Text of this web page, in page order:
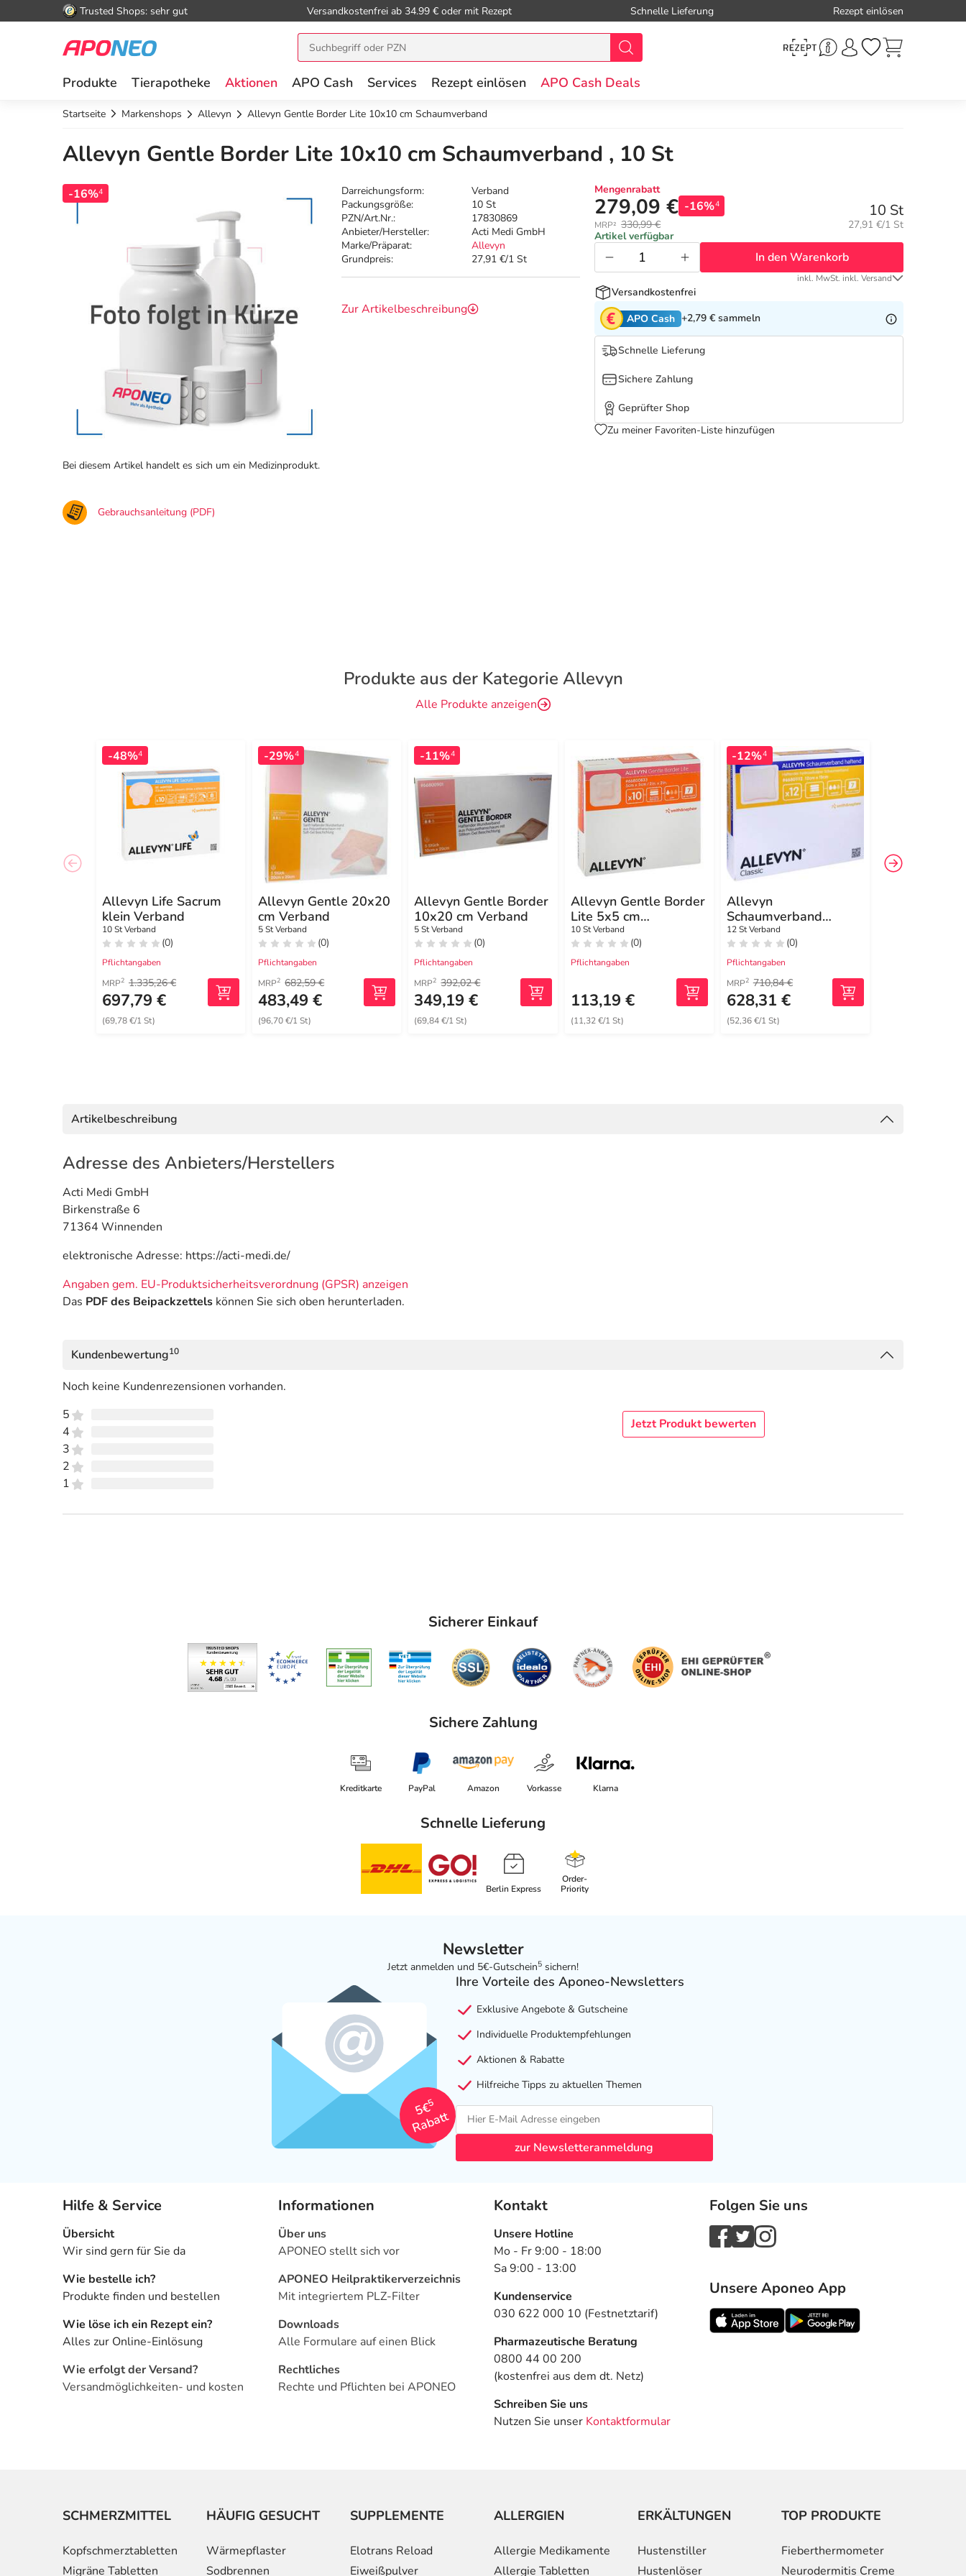
Trusted Shops: sehr gut Versandkostenfrei ab 34.99 € oder mit Rezept Schnelle Lieferung Rezept einlösen
Produkte Tierapotheke Aktionen APO Cash Services Rezept einlösen APO Cash Deals
Startseite Markenshops Allevyn Allevyn Gentle Border Lite 10x10 cm Schaumverband
Allevyn Gentle Border Lite 10x10 cm Schaumverband , 10 St
-16%4 Darreichungsform:
Verband
Packungsgröße:
10 St
PZN/Art.Nr.:
17830869
Anbieter/Hersteller:
Acti Medi GmbH
Marke/Präparat:
Allevyn
Grundpreis:
27,91 €/1 St
Zur Artikelbeschreibung
Mengenrabatt
279,09 € -16%4
MRP² 330,99 €
10 St
Grundpreis:
27,91 €/1 St
Artikel verfügbar
In den Warenkorb
inkl. MwSt. inkl. Versand
Versandkostenfrei
APO Cash +2,79 € sammeln
Schnelle Lieferung
Sichere Zahlung
Geprüfter Shop
Zu meiner Favoriten-Liste hinzufügen
Bei diesem Artikel handelt es sich um ein Medizinprodukt.
Gebrauchsanleitung (PDF)
Produkte aus der Kategorie Allevyn
Alle Produkte anzeigen
-48%4
Allevyn Life Sacrum
klein Verband
10 St Verband
(0)
Pflichtangaben
MRP2 1.335,26 €
697,79 €
(69,78 €/1 St)
-29%4
Allevyn Gentle 20x20
cm Verband
5 St Verband
(0)
Pflichtangaben
MRP2 682,59 €
483,49 €
(96,70 €/1 St)
-11%4
Allevyn Gentle Border
10x20 cm Verband
5 St Verband
(0)
Pflichtangaben
MRP2 392,02 €
349,19 €
(69,84 €/1 St)
Allevyn Gentle Border
Lite 5x5 cm
Schaumverband
10 St Verband
(0)
Pflichtangaben
113,19 €
(11,32 €/1 St)
-12%4
Allevyn
Schaumverband
12x13 cm haftend
12 St Verband
(0)
Pflichtangaben
MRP2 710,84 €
628,31 €
(52,36 €/1 St)
Artikelbeschreibung
Adresse des Anbieters/Herstellers
Acti Medi GmbH
Birkenstraße 6
71364 Winnenden
elektronische Adresse: https://acti-medi.de/
Angaben gem. EU-Produktsicherheitsverordnung (GPSR) anzeigen
Das PDF des Beipackzettels können Sie sich oben herunterladen.
Kundenbewertung10
Noch keine Kundenrezensionen vorhanden.
5
4
3
2
1
Jetzt Produkt bewerten
Sicherer Einkauf
Sichere Zahlung
Kreditkarte PayPal Amazon Vorkasse Klarna
Schnelle Lieferung
Berlin Express
Order-
Priority
Newsletter
Jetzt anmelden und 5€-Gutschein5 sichern!
5€
5
Rabatt
Ihre Vorteile des Aponeo-Newsletters
Exklusive Angebote & Gutscheine
Individuelle Produktempfehlungen
Aktionen & Rabatte
Hilfreiche Tipps zu aktuellen Themen
zur Newsletteranmeldung
Hilfe & Service
Übersicht
Wir sind gern für Sie da
Wie bestelle ich?
Produkte finden und bestellen
Wie löse ich ein Rezept ein?
Alles zur Online-Einlösung
Wie erfolgt der Versand?
Versandmöglichkeiten- und kosten
Informationen
Über uns
APONEO stellt sich vor
APONEO Heilpraktikerverzeichnis
Mit integriertem PLZ-Filter
Downloads
Alle Formulare auf einen Blick
Rechtliches
Rechte und Pflichten bei APONEO
Kontakt
Unsere Hotline
Mo - Fr 9:00 - 18:00
Sa 9:00 - 13:00
Kundenservice
030 622 000 10 (Festnetztarif)
Pharmazeutische Beratung
0800 44 00 200
(kostenfrei aus dem dt. Netz)
Schreiben Sie uns
Nutzen Sie unser Kontaktformular
Folgen Sie uns
Unsere Aponeo App
SCHMERZMITTEL
Kopfschmerztabletten
Migräne Tabletten
HÄUFIG GESUCHT
Wärmepflaster
Sodbrennen
SUPPLEMENTE
Elotrans Reload
Eiweißpulver
ALLERGIEN
Allergie Medikamente
Allergie Tabletten
ERKÄLTUNGEN
Hustenstiller
Hustenlöser
TOP PRODUKTE
Fieberthermometer
Neurodermitis Creme